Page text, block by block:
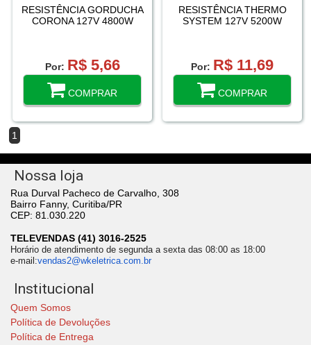
RESISTÊNCIA GORDUCHA
CORONA 127V 4800W
Por: R$ 5,66
COMPRAR
RESISTÊNCIA THERMO
SYSTEM 127V 5200W
Por: R$ 11,69
COMPRAR
1
Nossa loja
Rua Durval Pacheco de Carvalho, 308
Bairro Fanny, Curitiba/PR
CEP: 81.030.220
TELEVENDAS (41) 3016-2525
Horário de atendimento de segunda a sexta das 08:00 as 18:00
e-mail:vendas2@wkeletrica.com.br
Institucional
Quem Somos
Política de Devoluções
Política de Entrega